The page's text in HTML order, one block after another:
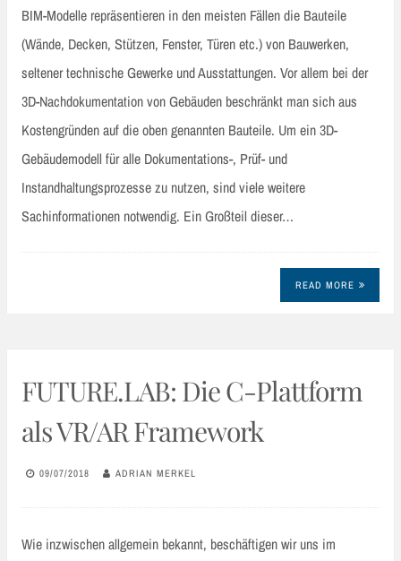
BIM-Modelle repräsentieren in den meisten Fällen die Bauteile
(Wände, Decken, Stützen, Fenster, Türen etc.) von Bauwerken,
seltener technische Gewerke und Ausstattungen. Vor allem bei der
3D-Nachdokumentation von Gebäuden beschränkt man sich aus
Kostengründen auf die oben genannten Bauteile. Um ein 3D-
Gebäudemodell für alle Dokumentations-, Prüf- und
Instandhaltungsprozesse zu nutzen, sind viele weitere
Sachinformationen notwendig. Ein Großteil dieser…
READ MORE
FUTURE.LAB: Die C-Plattform
als VR/AR Framework
09/07/2018 ADRIAN MERKEL
Wie inzwischen allgemein bekannt, beschäftigen wir uns im